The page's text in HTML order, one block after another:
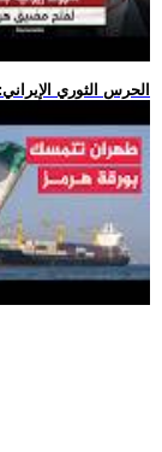
.. الحرس الثوري